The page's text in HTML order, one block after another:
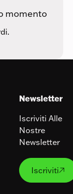
momento
Newsletter
Iscriviti Alle
Nostre
Newsletter
Iscriviti